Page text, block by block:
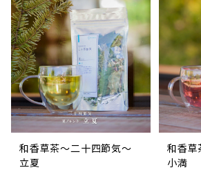
和香草茶～二十四節気～
立夏
和香
小満